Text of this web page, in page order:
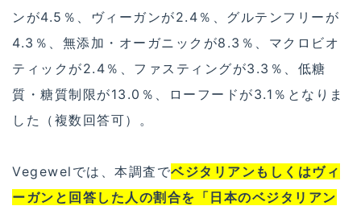
ンが4.5％、ヴィーガンが2.4％、グルテンフリーが
4.3％、無添加・オーガニックが8.3％、マクロビオ
ティックが2.4％、ファスティングが3.3％、低糖
質・糖質制限が13.0％、ローフードが3.1％となりま
した（複数回答可）。
Vegewelでは、本調査でベジタリアンもしくはヴィ
ーガンと回答した人の割合を「日本のベジタリアン